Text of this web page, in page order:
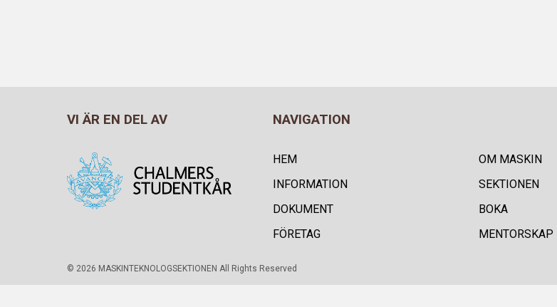
VI ÄR EN DEL AV NAVIGATION
HEM
OM MASKIN
INFORMATION
SEKTIONEN
DOKUMENT
BOKA
FÖRETAG
MENTORSKAP
© 2026 MASKINTEKNOLOGSEKTIONEN All Rights Reserved